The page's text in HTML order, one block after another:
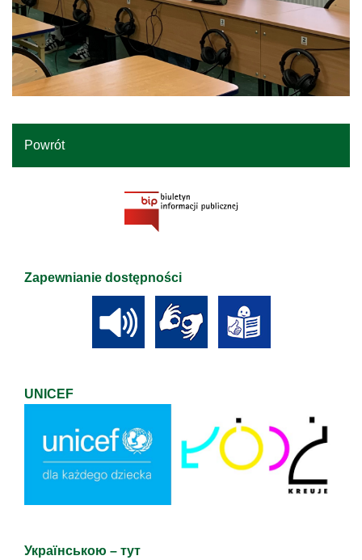
Powrót
Zapewnianie dostępności
UNICEF
Українською – тут